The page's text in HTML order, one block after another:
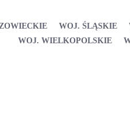
WOJ. ŚLĄSKIE
WOJ. WIELKOPOLSKIE